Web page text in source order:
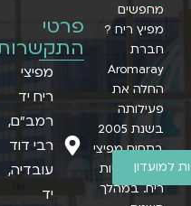
מחפשים
מפיץ ריח ?
חברת
Aromaray
החלה את
פעילותה
בשנת 2005
בתחום מפיצי
ריח ותמציות
ריח. במהלך
פרטי
מפיצי
ריח יד
רמב״ם,
רבי דוד
עובדיה,
יד
למועדון